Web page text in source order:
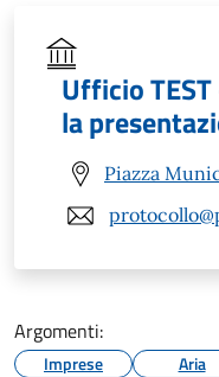
Ufficio
la
Piazza
Argomenti:
Imprese Aria